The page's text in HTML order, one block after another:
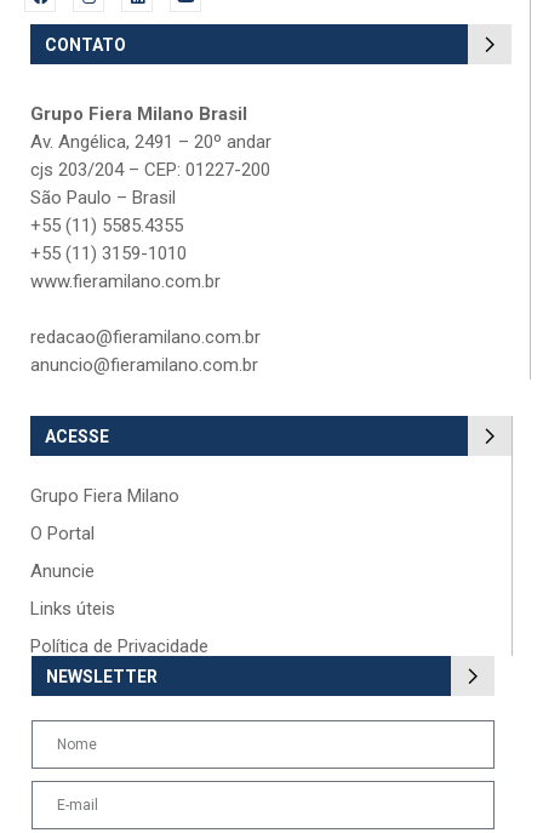
CONTATO
Grupo Fiera Milano Brasil
Av. Angélica, 2491 – 20º andar
cjs 203/204 – CEP: 01227-200
São Paulo – Brasil
+55 (11) 5585.4355
+55 (11) 3159-1010
www.fieramilano.com.br
redacao@fieramilano.com.br
anuncio@fieramilano.com.br
ACESSE
Grupo Fiera Milano
O Portal
Anuncie
Links úteis
Política de Privacidade
NEWSLETTER